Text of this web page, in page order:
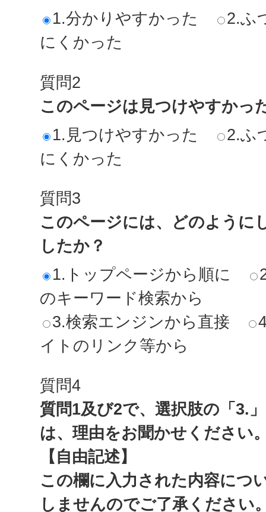
1.分かりやすかった
2.ふ
にくかった
質問2
このページは見つけやすかっ
1.見つけやすかった
2.ふ
にくかった
質問3
このページには、どのように
したか？
1.トップページから順に
のキーワード検索から
3.検索エンジンから直接
イトのリンク等から
質問4
質問1及び2で、選択肢の「3.
は、理由をお聞かせください
【自由記述】
この欄に入力された内容につ
しませんのでご了承ください